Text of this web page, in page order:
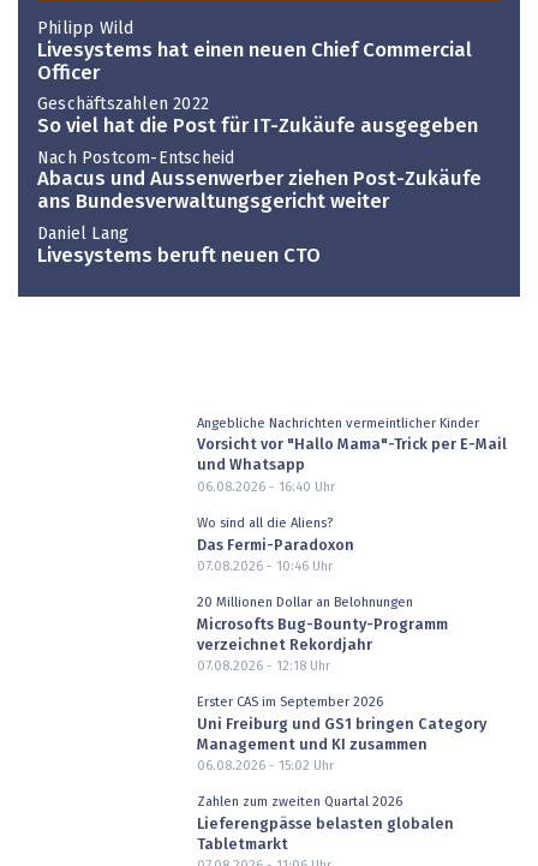
Philipp Wild
Livesystems hat einen neuen Chief Commercial
Officer
Geschäftszahlen 2022
So viel hat die Post für IT-Zukäufe ausgegeben
Nach Postcom-Entscheid
Abacus und Aussenwerber ziehen Post-Zukäufe
ans Bundesverwaltungsgericht weiter
Daniel Lang
Livesystems beruft neuen CTO
Angebliche Nachrichten vermeintlicher Kinder
Vorsicht vor "Hallo Mama"-Trick per E-Mail
und Whatsapp
06.08.2026 - 16:40 Uhr
Wo sind all die Aliens?
Das Fermi-Paradoxon
07.08.2026 - 10:46Uhr
20 Millionen Dollar an Belohnungen
Microsofts Bug-Bounty-Programm
verzeichnet Rekordjahr
07.08.2026 - 12:18Uhr
Erster CAS im September 2026
Uni Freiburg und GS1 bringen Category
Management und KI zusammen
06.08.2026 - 15:02 Uhr
Zahlen zum zweiten Quartal 2026
Lieferengpässe belasten globalen
Tabletmarkt